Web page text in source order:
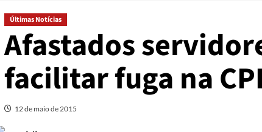
Últimas Notícias
Afastados
facilitar fuga na
12 de maio de 2015